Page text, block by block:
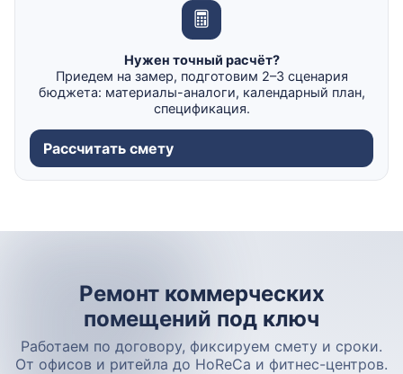
Нужен точный расчёт?
Приедем на замер, подготовим 2–3 сценария
бюджета: материалы-аналоги, календарный план,
спецификация.
Рассчитать смету
Ремонт коммерческих
помещений под ключ
Работаем по договору, фиксируем смету и сроки.
От офисов и ритейла до HoReCa и фитнес-центров.